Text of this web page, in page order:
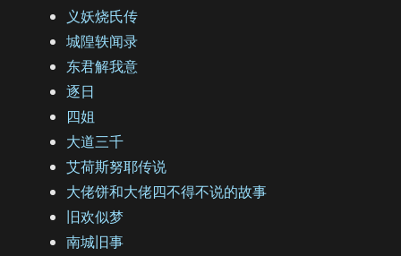
义妖烧氏传
城隍轶闻录
东君解我意
逐日
四姐
大道三千
艾荷斯努耶传说
大佬饼和大佬四不得不说的故事
旧欢似梦
南城旧事